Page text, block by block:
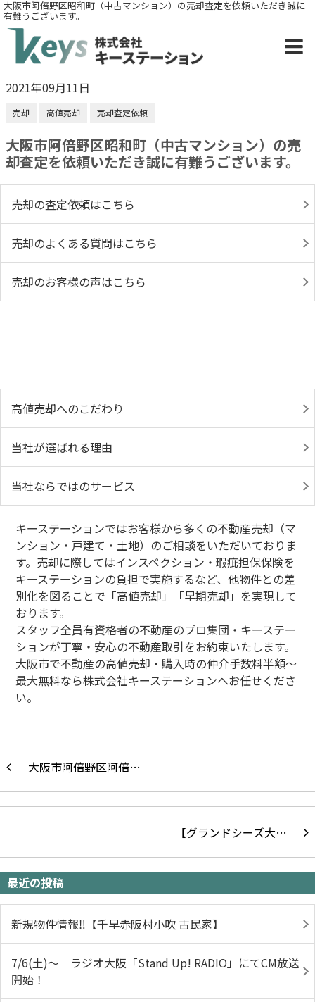
大阪市阿倍野区昭和町（中古マンション）の売却査定を依頼いただき誠に
有難うございます。
2021年09月11日
売却 高値売却 売却査定依頼
大阪市阿倍野区昭和町（中古マンション）の売
却査定を依頼いただき誠に有難うございます。
売却の査定依頼はこちら
売却のよくある質問はこちら
売却のお客様の声はこちら
高値売却へのこだわり
当社が選ばれる理由
当社ならではのサービス
キーステーションではお客様から多くの不動産売却（マ
ンション・戸建て・土地）のご相談をいただいておりま
す。売却に際してはインスペクション・瑕疵担保保険を
キーステーションの負担で実施するなど、他物件との差
別化を図ることで「高値売却」「早期売却」を実現して
おります。
スタッフ全員有資格者の不動産のプロ集団・キーステー
ションが丁寧・安心の不動産取引をお約束いたします。
大阪市で不動産の高値売却・購入時の仲介手数料半額～
最大無料なら株式会社キーステーションへお任せくださ
い。
大阪市阿倍野区阿倍…
【グランドシーズ大…
最近の投稿
新規物件情報‼【千早赤阪村小吹 古民家】
7/6(土)～ ラジオ大阪「Stand Up! RADIO」にてCM放送
開始！